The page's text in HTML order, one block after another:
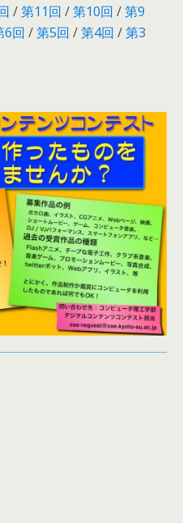
/第11回 /第10回 /第9
6回 /第5回 /第4回 /第3